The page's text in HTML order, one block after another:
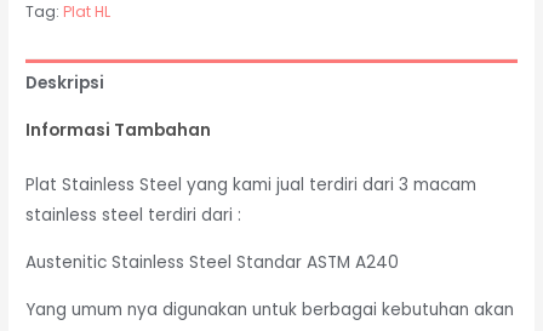
Tag: Plat HL
Deskripsi
Informasi Tambahan
Plat Stainless Steel yang kami jual terdiri dari 3 macam
stainless steel terdiri dari :
Austenitic Stainless Steel Standar ASTM A240
Yang umum nya digunakan untuk berbagai kebutuhan akan